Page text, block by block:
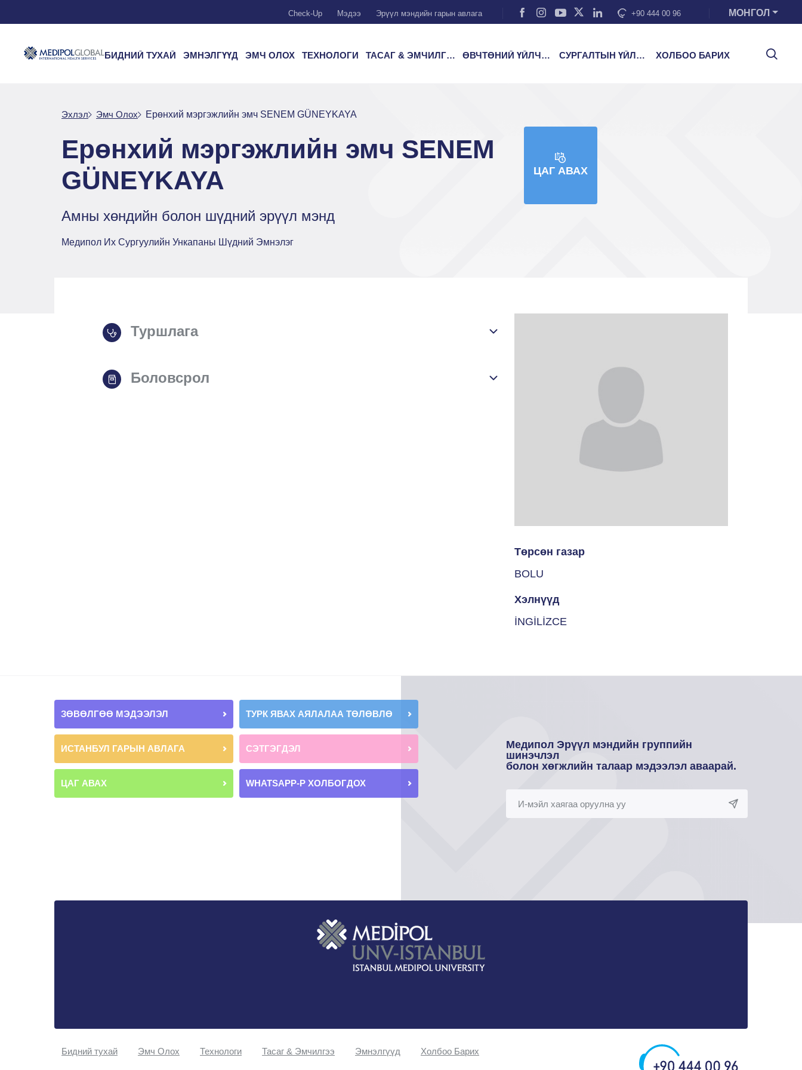
Check-Up Мэдээ Эрүүл мэндийн гарын авлага +90 444 00 96 МОНГОЛ
БИДНИЙ ТУХАЙ ЭМНЭЛГҮҮД ЭМЧ ОЛОХ ТЕХНОЛОГИ ТАСАГ & ЭМЧИЛГЭЭ ӨВЧТӨНИЙ ҮЙЛЧИЛГЭЭ СУРГАЛТЫН ҮЙЛЧИЛГЭЭ ХОЛБОО БАРИХ
Эхлэл Эмч Oлох Ерөнхий мэргэжлийн эмч SENEM GÜNEYKAYA
Ерөнхий мэргэжлийн эмч SENEM
GÜNEYKAYA
Амны хөндийн болон шүдний эрүүл мэнд
Медипол Их Сургуулийн Ункапаны Шүдний Эмнэлэг
ЦАГ АВАХ
Төрсөн газар
BOLU
Хэлнүүд
İNGİLİZCE
Туршлага
Боловсрол
ЗӨВӨЛГӨӨ МЭДЭЭЛЭЛ ТУРК ЯВАХ АЯЛАЛАА ТӨЛӨВЛӨ
ИСТАНБУЛ ГАРЫН АВЛАГА СЭТГЭГДЭЛ
ЦАГ АВАХ WHATSAPP-Р ХОЛБОГДОХ
Медипол Эрүүл мэндийн группийн
шинэчлэл
болон хөгжлийн талаар мэдээлэл аваарай.
Бидний тухай Эмч Oлох Технологи Тасаг & Эмчилгээ Эмнэлгүүд Холбоо Барих